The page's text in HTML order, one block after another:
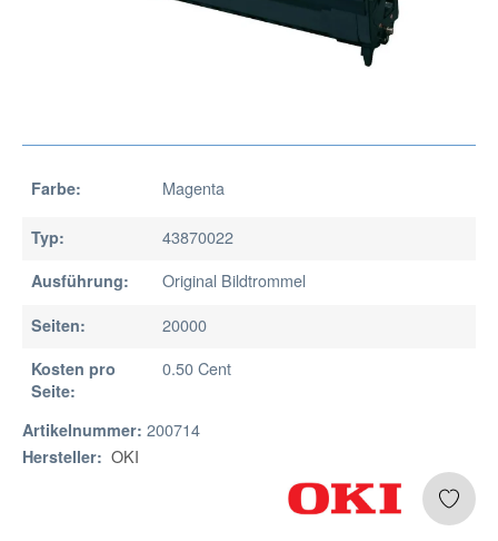
Farbe: Magenta
Typ: 43870022
Ausführung: Original Bildtrommel
Seiten: 20000
Kosten pro
Seite:
0.50 Cent
Artikelnummer: 200714
Hersteller: OKI